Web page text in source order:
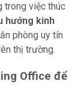
trong việc thúc
hướng kinh
phòng uy tín
thị trường.
Office để